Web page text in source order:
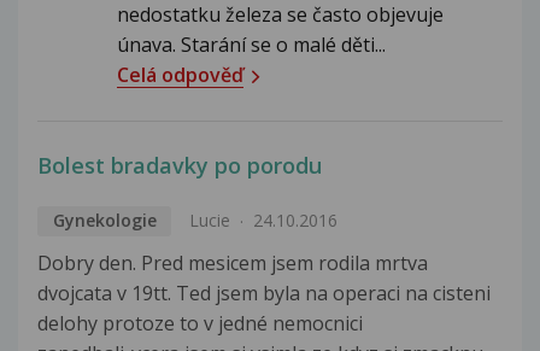
nedostatku železa se často objevuje
únava. Starání se o malé děti...
Celá odpověď
Bolest bradavky po porodu
Gynekologie Lucie 24.10.2016
Dobry den. Pred mesicem jsem rodila mrtva
dvojcata v 19tt. Ted jsem byla na operaci na cisteni
delohy protoze to v jedné nemocnici